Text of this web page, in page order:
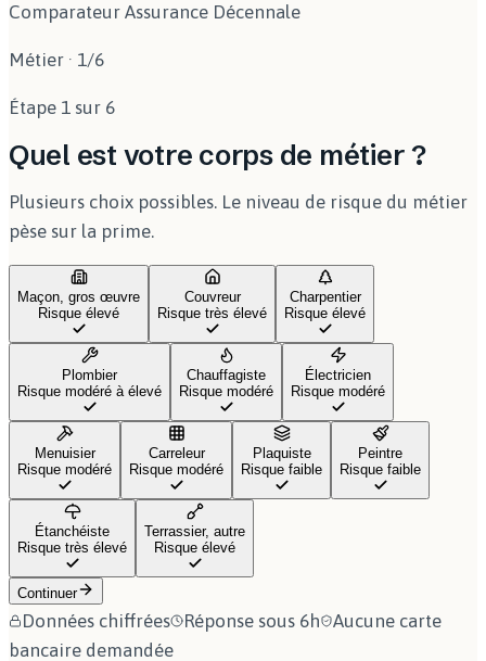
Comparateur Assurance Décennale
Métier · 1/6
Étape 1 sur 6
Quel est votre corps de métier ?
Plusieurs choix possibles. Le niveau de risque du métier
pèse sur la prime.
Maçon, gros œuvre
Risque élevé
Couvreur
Risque très élevé
Charpentier
Risque élevé
Plombier
Risque modéré à élevé
Chauffagiste
Risque modéré
Électricien
Risque modéré
Menuisier
Risque modéré
Carreleur
Risque modéré
Plaquiste
Risque faible
Peintre
Risque faible
Étanchéiste
Risque très élevé
Terrassier, autre
Risque élevé
Continuer
Données chiffrées Réponse sous 6h
Aucune carte
bancaire demandée